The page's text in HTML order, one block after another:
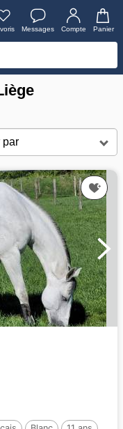
Messages Compte Panier